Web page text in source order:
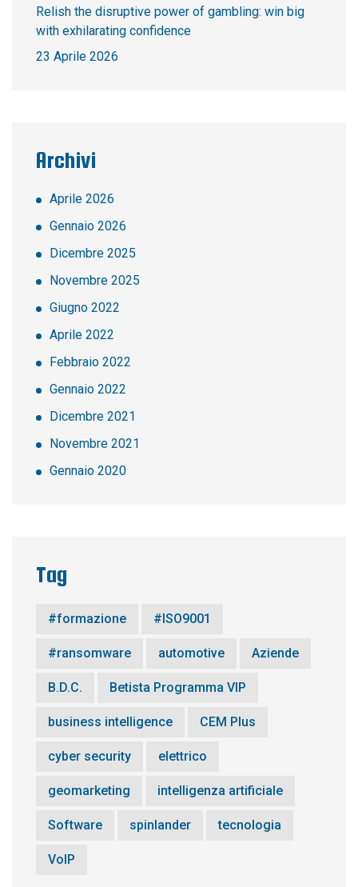
Relish the disruptive power of gambling: win big
with exhilarating confidence
23 Aprile 2026
Archivi
Aprile 2026
Gennaio 2026
Dicembre 2025
Novembre 2025
Giugno 2022
Aprile 2022
Febbraio 2022
Gennaio 2022
Dicembre 2021
Novembre 2021
Gennaio 2020
Tag
#formazione #ISO9001
#ransomware automotive Aziende
B.D.C. Betista Programma VIP
business intelligence CEM Plus
cyber security elettrico
geomarketing intelligenza artificiale
Software spinlander tecnologia
VoIP